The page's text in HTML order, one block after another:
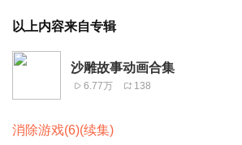
以上内容来自专辑
沙雕故事动画合集
6.77万 138
消除游戏(6)(续集)